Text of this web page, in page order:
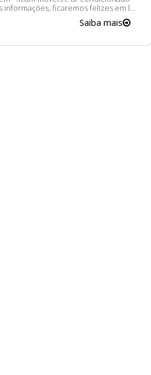
ficaremos felizes em lhe
valores dos imóveis estão sujeitos a
Saiba mais